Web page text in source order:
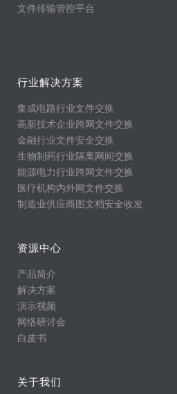
文件传输管控平台
行业解决方案
集成电路行业文件交换
高新技术企业跨网文件交换
金融行业文件安全交换
生物制药行业隔离网间交换
能源电力行业跨网文件交换
医疗机构内外网文件交换
制造业供应商图文档安全收发
资源中心
产品简介
解决方案
演示视频
网络研讨会
白皮书
关于我们